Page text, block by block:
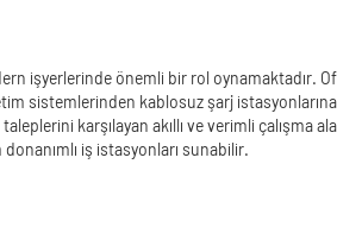
işyerlerinde önemli bir rol oynamaktadır.
sistemlerinden kablosuz şarj
karşılayan akıllı ve verimli
iş istasyonları sunabilir.